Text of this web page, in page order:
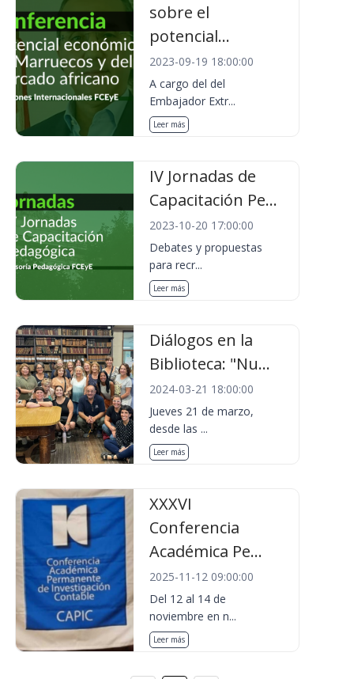
sobre el
potencial...
2023-09-19 18:00:00
A cargo del del
Embajador Extr...
Leer más
IV Jornadas de
Capacitación Pe...
2023-10-20 17:00:00
Debates y propuestas
para recr...
Leer más
Diálogos en la
Biblioteca: "Nu...
2024-03-21 18:00:00
Jueves 21 de marzo,
desde las ...
Leer más
XXXVI
Conferencia
Académica Pe...
2025-11-12 09:00:00
Del 12 al 14 de
noviembre en n...
Leer más